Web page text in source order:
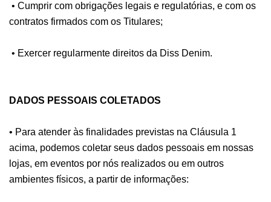
• Cumprir com obrigações legais e regulatórias, e com os
contratos firmados com os Titulares;
• Exercer regularmente direitos da Diss Denim.
DADOS PESSOAIS COLETADOS
• Para atender às finalidades previstas na Cláusula 1
acima, podemos coletar seus dados pessoais em nossas
lojas, em eventos por nós realizados ou em outros
ambientes físicos, a partir de informações: